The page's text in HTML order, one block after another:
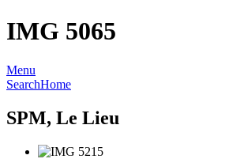
IMG 5065
Menu
SearchHome
SPM, Le Lieu